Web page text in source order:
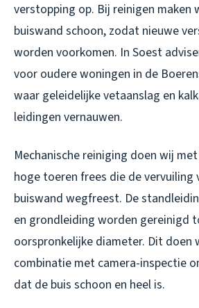
verstopping op. Bij reinigen maken
buiswand schoon, zodat nieuwe
worden voorkomen. In Soest
voor oudere woningen in de
waar geleidelijke vetaanslag en
leidingen vernauwen.
Mechanische reiniging doen wij
hoge toeren frees die de vervuiling
buiswand wegfreest. De
en grondleiding worden gereinigd
oorspronkelijke diameter. Dit doen
combinatie met camera-inspectie
dat de buis schoon en heel is.